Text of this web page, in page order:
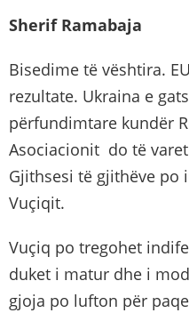
Sherif Ramabaja
Bisedime të vështira.
rezultate. Ukraina e
përfundimtare kundër
Asociacionit do të
Gjithsesi të gjithëve po
Vuçiqit.
Vuçiq po tregohet
duket i matur dhe i
gjoja po lufton për